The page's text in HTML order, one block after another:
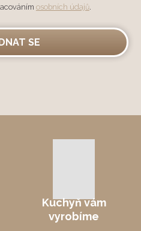
osobních údajů.
SE
Kuchyň vám
vyrobíme